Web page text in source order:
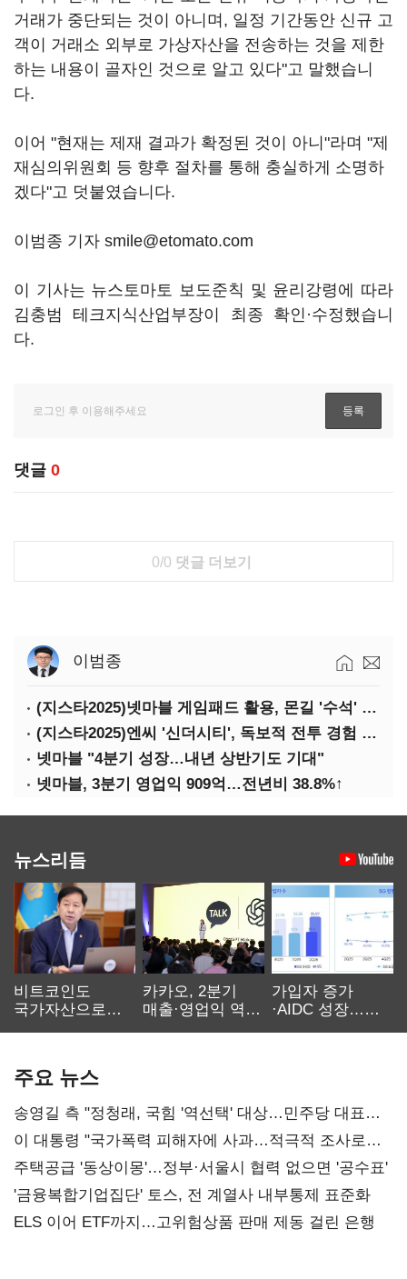
거래가 중단되는 것이 아니며, 일정 기간동안 신규 고
객이 거래소 외부로 가상자산을 전송하는 것을 제한
하는 내용이 골자인 것으로 알고 있다"고 말했습니
다.
이어 "현재는 제재 결과가 확정된 것이 아니"라며 "제
재심의위원회 등 향후 절차를 통해 충실하게 소명하
겠다"고 덧붙였습니다.
이범종 기자 smile@etomato.com
이 기사는 뉴스토마토 보도준칙 및 윤리강령에 따라
김충범 테크지식산업부장이 최종 확인·수정했습니
다.
댓글 0
0/0 댓글 더보기
이범종
(지스타2025)넷마블 게임패드 활용, 몬길 '수석' 7대죄 '차석'
(지스타2025)엔씨 '신더시티', 독보적 전투 경험 필요
넷마블 "4분기 성장…내년 상반기도 기대"
넷마블, 3분기 영업익 909억…전년비 38.8%↑
뉴스리듬
비트코인도
국가자산으로…'
카카오, 2분기
매출·영업익 역대
가입자 증가
·AIDC 성장…
주요 뉴스
송영길 측 "정청래, 국힘 '역선택' 대상…민주당 대표로
총선 지휘 못해"
이 대통령 "국가폭력 피해자에 사과…적극적 조사로
진실 밝혀야"
주택공급 '동상이몽'…정부·서울시 협력 없으면 '공수표'
'금융복합기업집단' 토스, 전 계열사 내부통제 표준화
ELS 이어 ETF까지…고위험상품 판매 제동 걸린 은행